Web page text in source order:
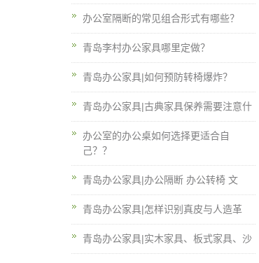
办公室隔断的常见组合形式有哪些？
青岛李村办公家具哪里定做？
青岛办公家具|如何预防转椅爆炸？
青岛办公家具|古典家具保养需要注意什
办公室的办公桌如何选择更适合自
己？？
青岛办公家具|办公隔断 办公转椅 文
青岛办公家具|怎样识别真皮与人造革
青岛办公家具|实木家具、板式家具、沙